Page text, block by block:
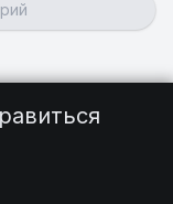
левую в CS2
повтор"